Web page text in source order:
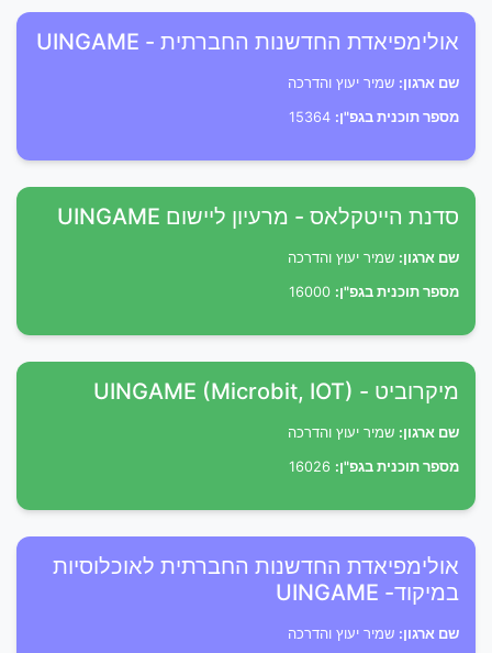
אולימפיאדת החדשנות החברתית - UINGAME
שם ארגון: שמיר יעוץ והדרכה
מספר תוכנית בגפ"ן:
סדנת הייטקלאס - מרעיון ליישום UINGAME
שם ארגון: שמיר יעוץ והדרכה
מספר תוכנית בגפ"ן:
מיקרוביט - UINGAME (Microbit, IOT)
שם ארגון: שמיר יעוץ והדרכה
מספר תוכנית בגפ"ן:
אולימפיאדת החדשנות החברתית לאוכלוסיות
במיקוד- UINGAME
שם ארגון: שמיר יעוץ והדרכה